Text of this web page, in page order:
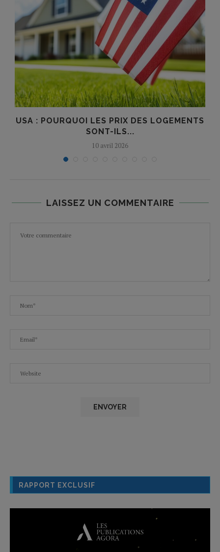
USA : POURQUOI LES PRIX DES LOGEMENTS
SONT-ILS...
10 avril 2026
LAISSEZ UN COMMENTAIRE
RAPPORT EXCLUSIF